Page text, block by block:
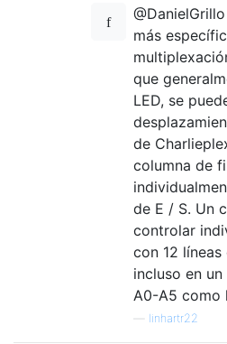
más
que
LED, se
de
columna de
de E / S. Un
controlar
con 12
incluso en
A0-A5 como
linhartr22